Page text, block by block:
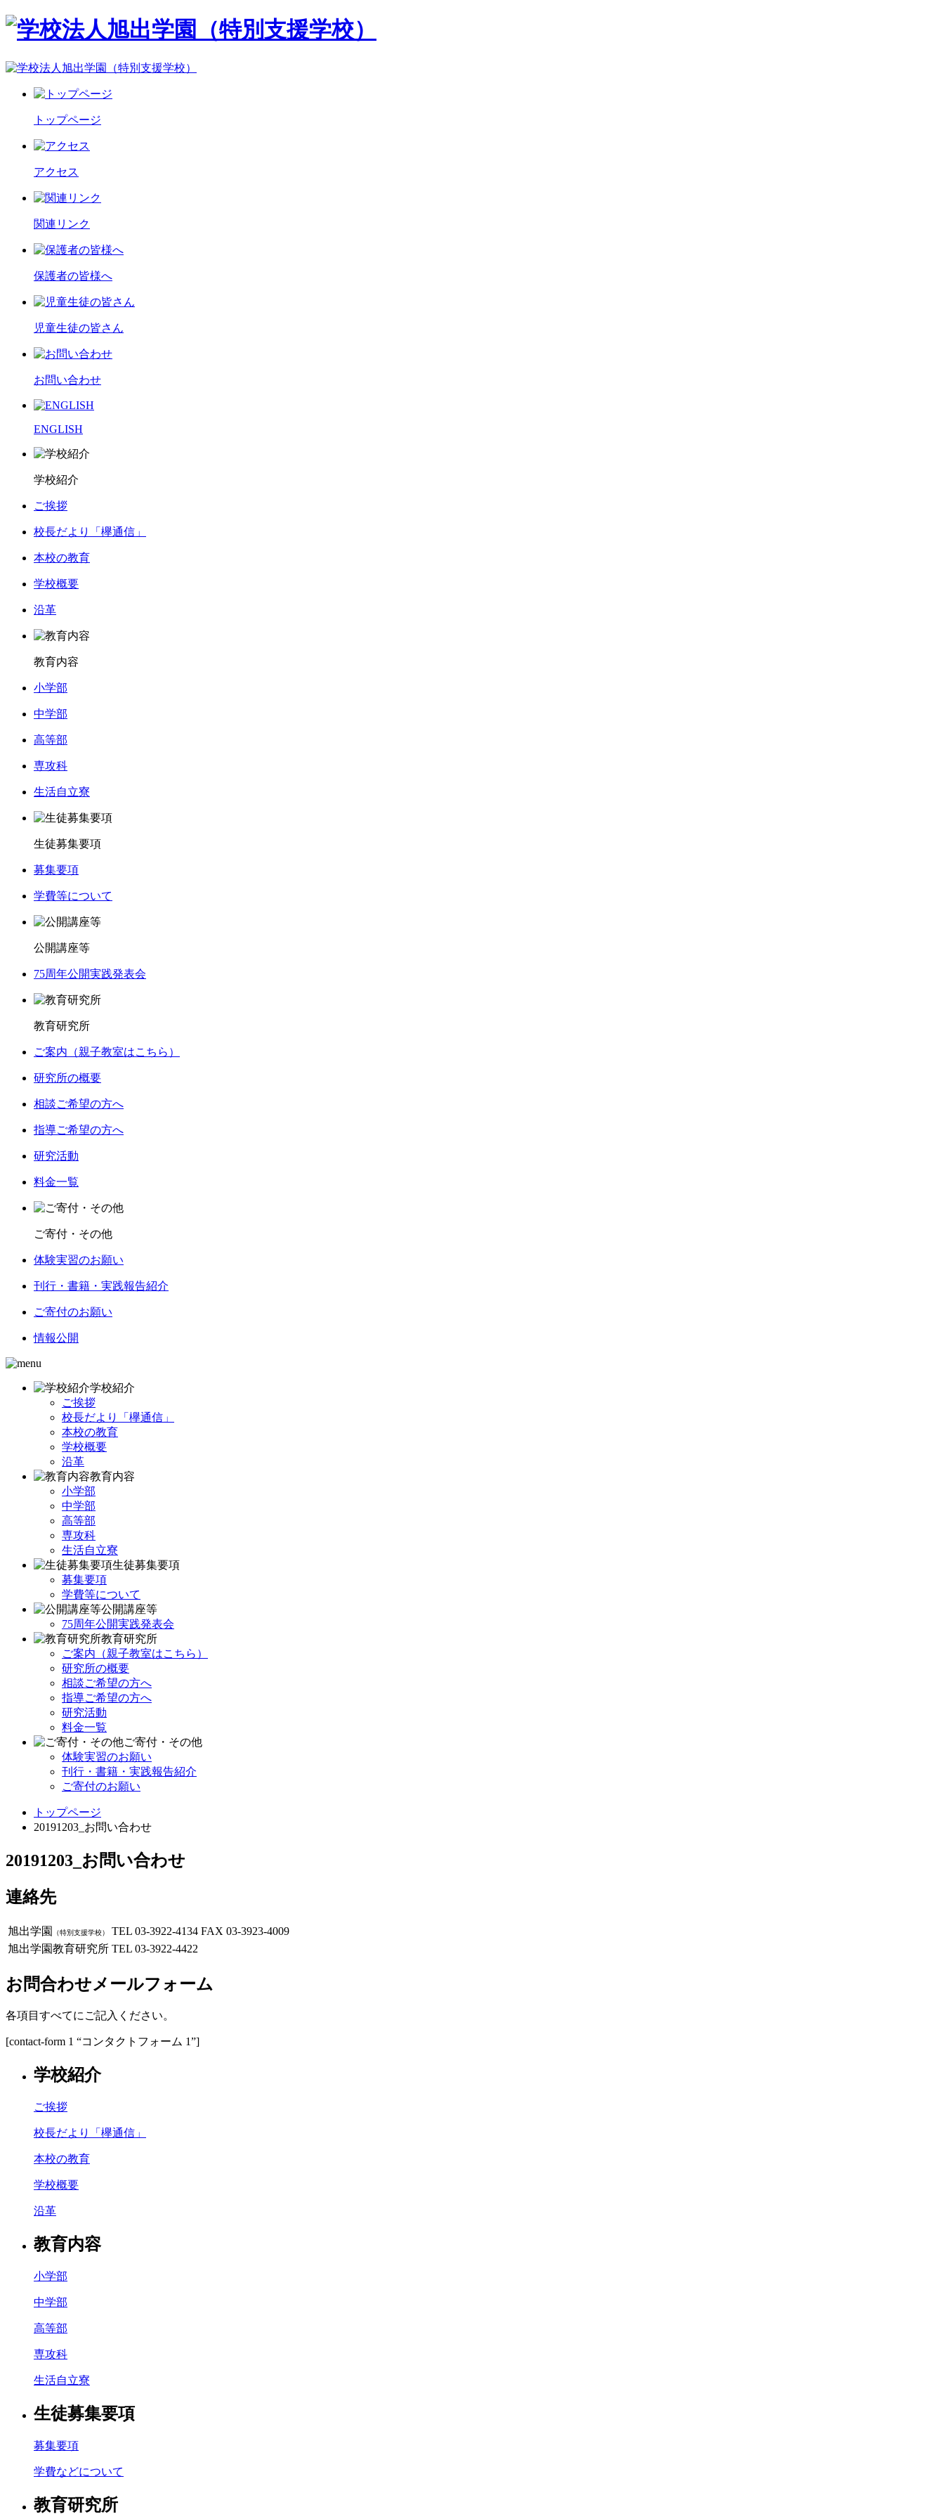
トップページ
アクセス
関連リンク
保護者の皆様へ
児童生徒の皆さん
お問い合わせ
ENGLISH
学校紹介
ご挨拶
校長だより「欅通信」
本校の教育
学校概要
沿革
教育内容
小学部
中学部
高等部
専攻科
生活自立寮
生徒募集要項
募集要項
学費等について
公開講座等
75周年公開実践発表会
教育研究所
ご案内（親子教室はこちら）
研究所の概要
相談ご希望の方へ
指導ご希望の方へ
研究活動
料金一覧
ご寄付・その他
体験実習のお願い
刊行・書籍・実践報告紹介
ご寄付のお願い
情報公開
学校紹介
ご挨拶
校長だより「欅通信」
本校の教育
学校概要
沿革
教育内容
小学部
中学部
高等部
専攻科
生活自立寮
生徒募集要項
募集要項
学費等について
公開講座等
75周年公開実践発表会
教育研究所
ご案内（親子教室はこちら）
研究所の概要
相談ご希望の方へ
指導ご希望の方へ
研究活動
料金一覧
ご寄付・その他
体験実習のお願い
刊行・書籍・実践報告紹介
ご寄付のお願い
トップページ
20191203_お問い合わせ
20191203_お問い合わせ
連絡先
旭出学園 （特別支援学校） TEL 03-3922-4134 FAX 03-3923-4009
旭出学園教育研究所 TEL 03-3922-4422
お問合わせメールフォーム
各項目すべてにご記入ください。
[contact-form 1 “コンタクトフォーム 1”]
学校紹介
ご挨拶
校長だより「欅通信」
本校の教育
学校概要
沿革
教育内容
小学部
中学部
高等部
専攻科
生活自立寮
生徒募集要項
募集要項
学費などについて
教育研究所